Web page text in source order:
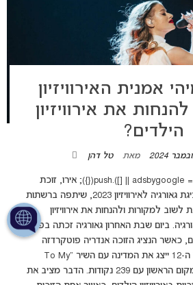
אמנית האירוויזיון
את אירוויזיון
הילדים?
מאת טל דהן
(adsbygoogle = window.adsbygoogle || []).push({}); אירו, זוכת
אירוויזיון הילדים 2011 ונציגת גאורגיה לאירוויזיון 2023, שיתפה ברשתות
לשוב למקורות ולהנחות את אירוויזיון
ביום שבת האחרון גאורגיה זכתה בפעם
כאשר הנציג הזוכה אנדריה פוטקרדזה
(Andria Putkaradze) בן ה-12 ייצג את המדינה עם השיר "To My
Mom", שהביא לו את המקום הראשון עם 239 נקודות. הדבר מציב את